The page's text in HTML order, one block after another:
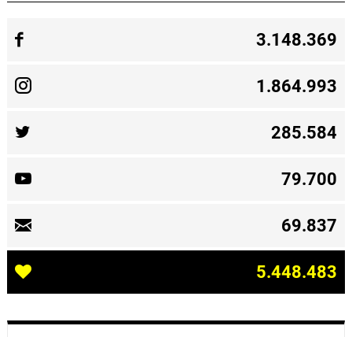
3.148.369
1.864.993
285.584
79.700
69.837
5.448.483